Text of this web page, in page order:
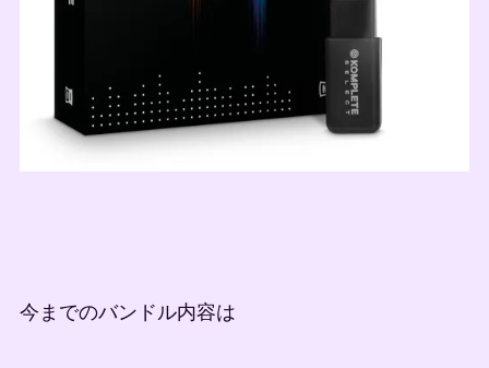
今までのバンドル内容は